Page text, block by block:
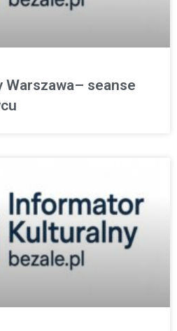
Warszawa– seanse